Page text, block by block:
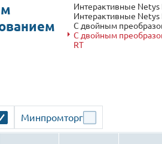
Интерактивные Netys
Интерактивные Netys
С двойным
С двойным
RT
Минпромторг